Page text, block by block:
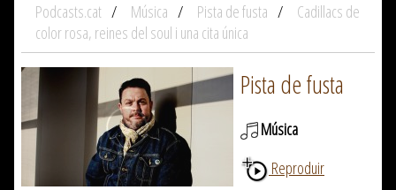
Podcasts.cat Música Pista de fusta
Cadillacs de
color rosa, reines del soul i una cita única
Pista de fusta
Música
Reproduir